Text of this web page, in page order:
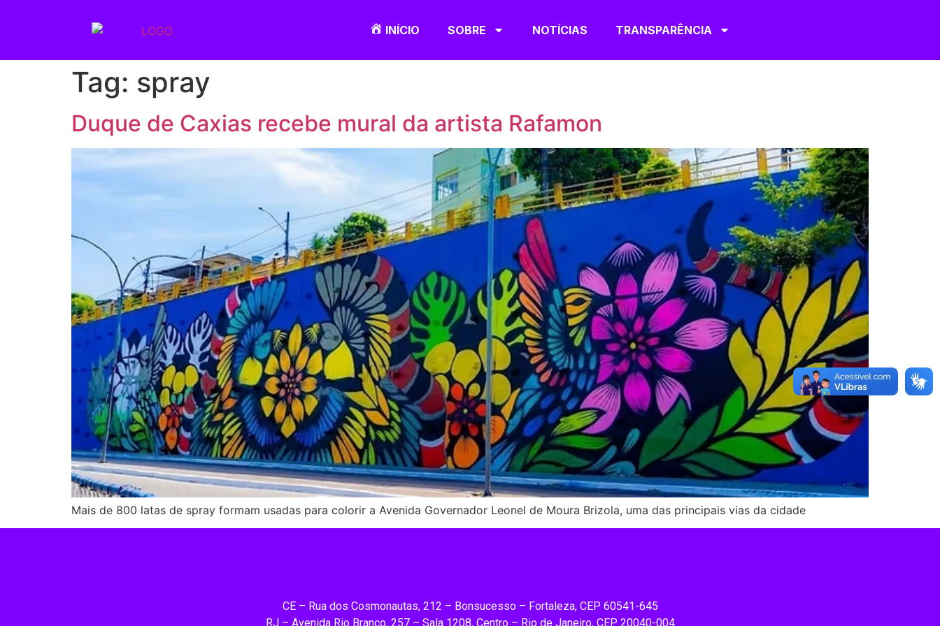
INÍCIO SOBRE NOTÍCIAS TRANSPARÊNCIA
Tag: spray
Duque de Caxias recebe mural da artista Rafamon
Mais de 800 latas de spray formam usadas para colorir a Avenida Governador Leonel de Moura Brizola, uma das principais vias da cidade
CE – Rua dos Cosmonautas, 212 – Bonsucesso – Fortaleza, CEP 60541-645
RJ – Avenida Rio Branco, 257 – Sala 1208, Centro – Rio de Janeiro, CEP 20040-004